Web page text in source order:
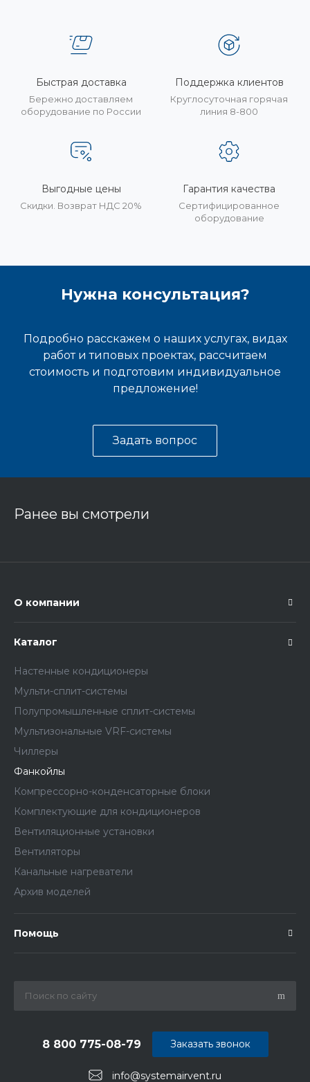
Быстрая доставка
Бережно доставляем
оборудование по России
Поддержка клиентов
Круглосуточная горячая
линия 8-800
Выгодные цены
Скидки. Возврат НДС 20%
Гарантия качества
Сертифицированное
оборудование
Нужна консультация?
Подробно расскажем о наших услугах, видах
работ и типовых проектах, рассчитаем
стоимость и подготовим индивидуальное
предложение!
Задать вопрос
Ранее вы смотрели
О компании
Каталог
Настенные кондиционеры
Мульти-сплит-системы
Полупромышленные сплит-системы
Мультизональные VRF-системы
Чиллеры
Фанкойлы
Компрессорно-конденсаторные блоки
Комплектующие для кондиционеров
Вентиляционные установки
Вентиляторы
Канальные нагреватели
Архив моделей
Помощь
info@systemairvent.ru
8 800 775-08-79 Заказать звонок